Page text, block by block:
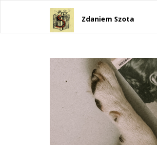
Zdaniem Szota